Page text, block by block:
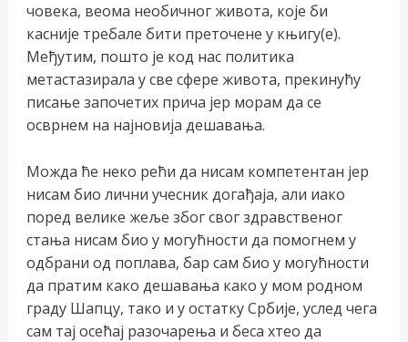
човека, веома необичног живота, које би
касније требале бити преточене у књигу(е).
Међутим, пошто је код нас политика
метастазирала у све сфере живота, прекинућу
писање започетих прича јер морам да се
осврнем на најновија дешавања.
Можда ће неко рећи да нисам компетентан јер
нисам био лични учесник догађаја, али иако
поред велике жеље због свог здравственог
стања нисам био у могућности да помогнем у
одбрани од поплава, бар сам био у могућности
да пратим како дешавања како у мом родном
граду Шапцу, тако и у остатку Србије, услед чега
сам тај осећај разочарења и беса хтео да